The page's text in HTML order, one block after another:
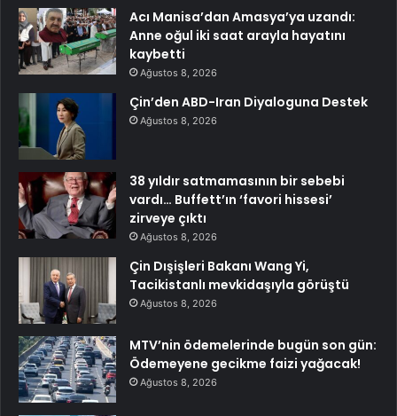
Acı Manisa’dan Amasya’ya uzandı:
Anne oğul iki saat arayla hayatını
kaybetti
Ağustos 8, 2026
Çin’den ABD-Iran Diyaloguna Destek
Ağustos 8, 2026
38 yıldır satmamasının bir sebebi
vardı… Buffett’ın ‘favori hissesi’
zirveye çıktı
Ağustos 8, 2026
Çin Dışişleri Bakanı Wang Yi,
Tacikistanlı mevkidaşıyla görüştü
Ağustos 8, 2026
MTV’nin ödemelerinde bugün son gün:
Ödemeyene gecikme faizi yağacak!
Ağustos 8, 2026